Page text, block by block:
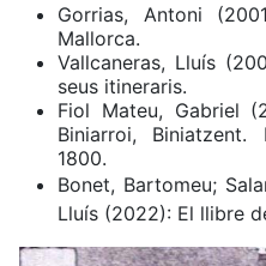
Gorrias, Antoni
Mallorca.
Vallcaneras, Lluís
seus itineraris.
Fiol Mateu, Gabriel
Biniarroi, Biniatzent.
1800.
Bonet, Bartomeu;
Lluís (2022): El llibre